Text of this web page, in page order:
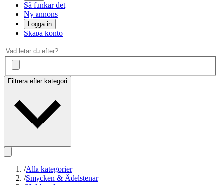
Så funkar det
Ny annons
Logga in
Skapa konto
Filtrera efter kategori
/Alla kategorier
/Smycken & Ädelstenar